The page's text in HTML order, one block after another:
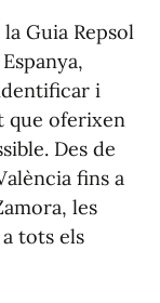
Guia Repsol
i
que oferixen
Des de
fins a
les
tots els